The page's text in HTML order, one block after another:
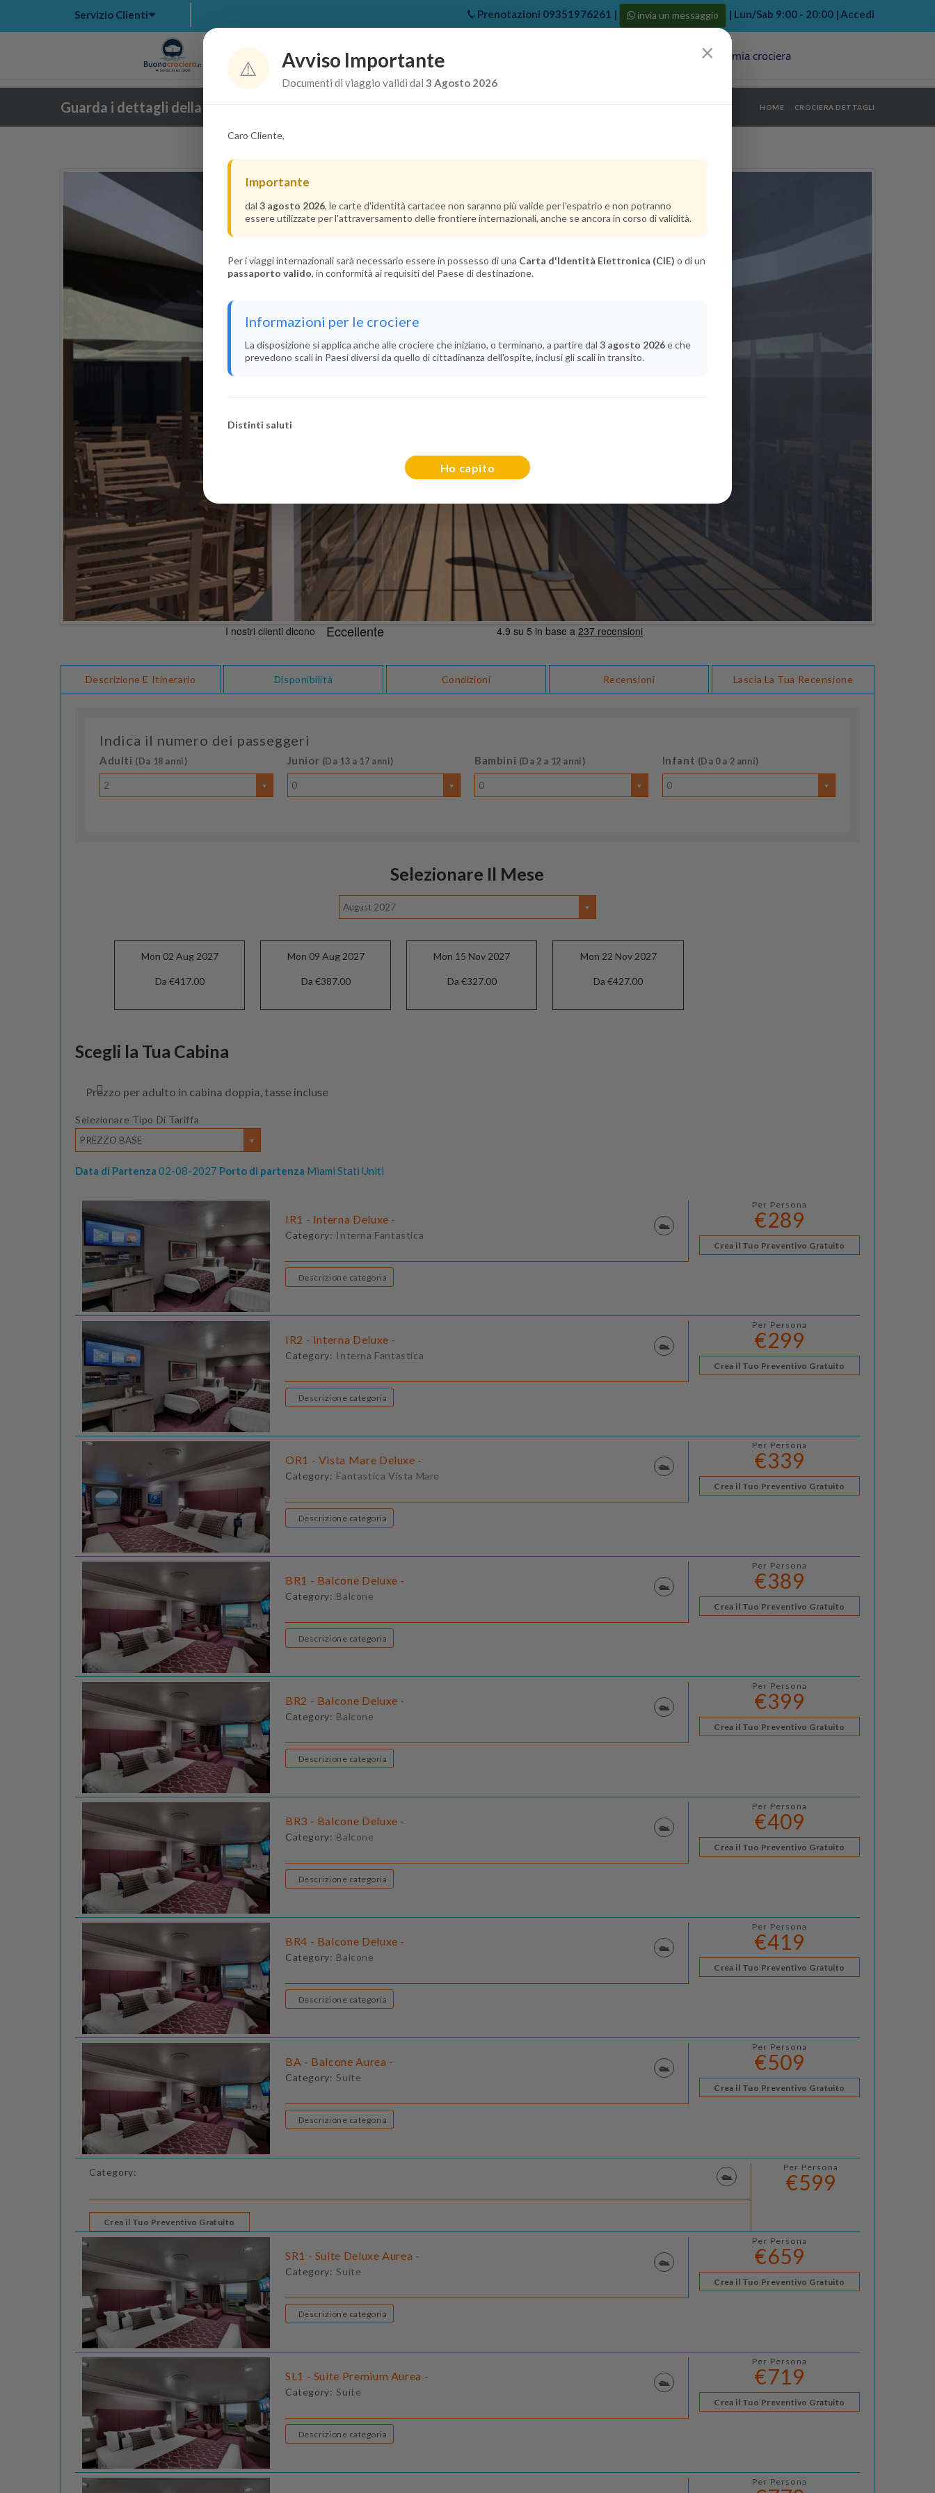
>
>
Servizio Clienti Prenotazioni 09351976261 | invia un messaggio | Lun/Sab 9:00 - 20:00 |Accedi
Home Chi Siamo Offerte Crociere Last Minute La mia crociera
Guarda i dettagli della crociera HOME CROCIERA DETTAGLI
Descrizione E Itinerario Disponibilità Condizioni Recensioni Lascia La Tua Recensione
Indica il numero dei passeggeri
Adulti (Da 18 anni)
2
Junior (Da 13 a 17 anni)
0
Bambini (Da 2 a 12 anni)
0
Infant (Da 0 a 2 anni)
0
Selezionare Il Mese
August 2027
Mon 02 Aug 2027
Da €417.00
Mon 09 Aug 2027
Da €387.00
Mon 15 Nov 2027
Da €327.00
Mon 22 Nov 2027
Da €427.00
Scegli la Tua Cabina
Prezzo per adulto in cabina doppia, tasse incluse
Selezionare Tipo Di Tariffa
PREZZO BASE
Data di Partenza 02-08-2027 Porto di partenza Miami Stati Uniti
IR1 - Interna Deluxe -
Category: Interna Fantastica
Per Persona
€289
Crea il Tuo Preventivo Gratuito
Descrizione categoria
IR2 - Interna Deluxe -
Category: Interna Fantastica
Per Persona
€299
Crea il Tuo Preventivo Gratuito
Descrizione categoria
OR1 - Vista Mare Deluxe -
Category: Fantastica Vista Mare
Per Persona
€339
Crea il Tuo Preventivo Gratuito
Descrizione categoria
BR1 - Balcone Deluxe -
Category: Balcone
Per Persona
€389
Crea il Tuo Preventivo Gratuito
Descrizione categoria
BR2 - Balcone Deluxe -
Category: Balcone
Per Persona
€399
Crea il Tuo Preventivo Gratuito
Descrizione categoria
BR3 - Balcone Deluxe -
Category: Balcone
Per Persona
€409
Crea il Tuo Preventivo Gratuito
Descrizione categoria
BR4 - Balcone Deluxe -
Category: Balcone
Per Persona
€419
Crea il Tuo Preventivo Gratuito
Descrizione categoria
BA - Balcone Aurea -
Category: Suite
Per Persona
€509
Crea il Tuo Preventivo Gratuito
Descrizione categoria
Category: Per Persona
€599
Crea il Tuo Preventivo Gratuito
SR1 - Suite Deluxe Aurea -
Category: Suite
Per Persona
€659
Crea il Tuo Preventivo Gratuito
Descrizione categoria
SL1 - Suite Premium Aurea -
Category: Suite
Per Persona
€719
Crea il Tuo Preventivo Gratuito
Descrizione categoria
Per Persona
×
⚠️ Avviso Importante
Documenti di viaggio validi dal 3 Agosto 2026
Caro Cliente,
Importante
dal 3 agosto 2026, le carte d'identità cartacee non saranno più valide per l'espatrio e non potranno
essere utilizzate per l'attraversamento delle frontiere internazionali, anche se ancora in corso di validità.
Per i viaggi internazionali sarà necessario essere in possesso di una Carta d'Identità Elettronica (CIE) o di un
passaporto valido, in conformità ai requisiti del Paese di destinazione.
Informazioni per le crociere
La disposizione si applica anche alle crociere che iniziano, o terminano, a partire dal 3 agosto 2026e che
prevedono scali in Paesi diversi da quello di cittadinanza dell'ospite, inclusi gli scali in transito.
Distinti saluti
Ho capito